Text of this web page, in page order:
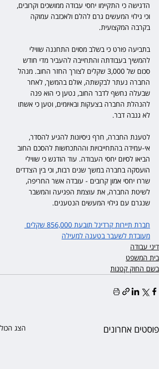
הדגישה כי התקיימו יחסי עבודה ממושכים וקרובים,
וכי גילוי המעשים גרם להלם ולאכזבה עמוקה
בקרבה המקצועית.
בתביעה פורט כי בשלב מסוים התחננה שווילי
להמשיך בעבודתה והתחייבה להעביר מדי חודש
סכום של 3,000 שקלים לצורך החזר החוב. מנהל
החברה נעתר לבקשתה, אולם בהמשך, לאחר
שבעלה נחשף לדבר החוב, נטען כי הוא פנה
להנהלת החברה בצעקות ובאיומים, וטען כי אשתו
לא גנבה דבר.
לטענת החברה, חרף ניסיונות להגיע להסדר,
אי-עמידה בהתחייבויות וההתכחשות להסכם החוב
הביאו לסיום יחסי העבודה. עוד הודגש כי שווילי
הועסקה בחברה במשך שנים רבות, וכי בין הצדדים
שררו יחסי אמון קרובים - עובדה אשר החריפה,
לשיטת החברה, את עוצמת הפגיעה והמשבר
שנגרם עם גילוי המעשים הנטענים.
חברת תיירות קרדינל תובעת 856,000 שקלים
מעובדת לשעבר בטענה למעילה
דיני עבודה
בית המשפט
בשם החוק קטנות
פוסטים אחרונים הצג הכול